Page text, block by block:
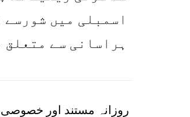
اسمبلی میں
ہراسانی سے متعلق
روزانہ مستند اور